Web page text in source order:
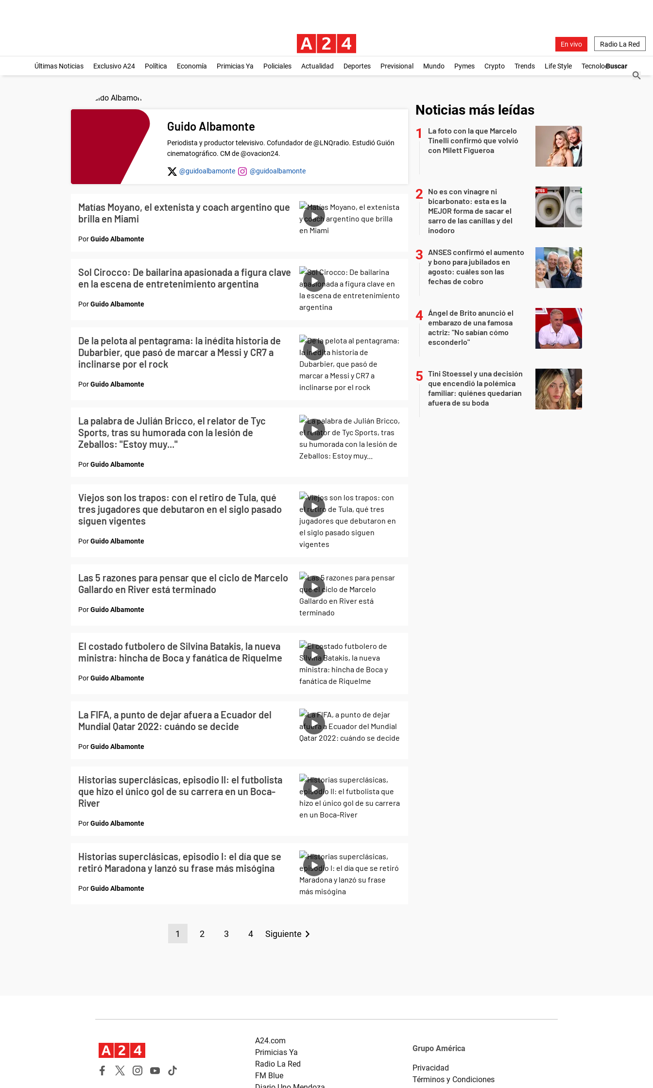
En vivo Radio La Red
Últimas Noticias Exclusivo A24 Política Economía Primicias Ya Policiales Actualidad Deportes Previsional Mundo Pymes Crypto Trends Life Style Tecnología
Guido Albamonte
Periodista y productor televisivo. Cofundador de @LNQradio. Estudió Guión
cinematográfico. CM de @ovacion24.
@guidoalbamonte @guidoalbamonte
Matías Moyano, el extenista y coach argentino que
brilla en Miami
PorGuido Albamonte
Sol Cirocco: De bailarina apasionada a figura clave
en la escena de entretenimiento argentina
PorGuido Albamonte
De la pelota al pentagrama: la inédita historia de
Dubarbier, que pasó de marcar a Messi y CR7 a
inclinarse por el rock
PorGuido Albamonte
La palabra de Julián Bricco, el relator de Tyc
Sports, tras su humorada con la lesión de
Zeballos: "Estoy muy..."
PorGuido Albamonte
Viejos son los trapos: con el retiro de Tula, qué
tres jugadores que debutaron en el siglo pasado
siguen vigentes
PorGuido Albamonte
Las 5 razones para pensar que el ciclo de Marcelo
Gallardo en River está terminado
PorGuido Albamonte
El costado futbolero de Silvina Batakis, la nueva
ministra: hincha de Boca y fanática de Riquelme
PorGuido Albamonte
La FIFA, a punto de dejar afuera a Ecuador del
Mundial Qatar 2022: cuándo se decide
PorGuido Albamonte
Historias superclásicas, episodio II: el futbolista
que hizo el único gol de su carrera en un Boca-
River
PorGuido Albamonte
Historias superclásicas, episodio I: el día que se
retiró Maradona y lanzó su frase más misógina
PorGuido Albamonte
1 2 3 4 Siguiente
Noticias más leídas
La foto con la que Marcelo
Tinelli confirmó que volvió
con Milett Figueroa
No es con vinagre ni
bicarbonato: esta es la
MEJOR forma de sacar el
sarro de las canillas y del
inodoro
ANSES confirmó el aumento
y bono para jubilados en
agosto: cuáles son las
fechas de cobro
Ángel de Brito anunció el
embarazo de una famosa
actriz: "No sabían cómo
esconderlo"
Tini Stoessel y una decisión
que encendió la polémica
familiar: quiénes quedarían
afuera de su boda
A24.com
Primicias Ya
Radio La Red
FM Blue
Grupo América
Privacidad
Términos y Condiciones